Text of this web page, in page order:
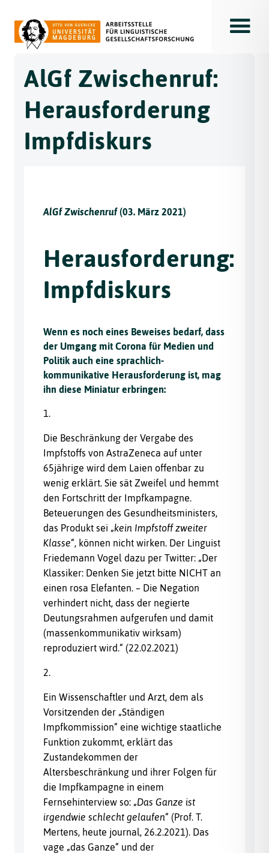
AlGf Zwischenruf:
Herausforderung
Impfdiskurs
AlGf Zwischenruf(03. März 2021)
Herausforderung:
Impfdiskurs
Wenn es noch eines Beweises bedarf, dass
der Umgang mit Corona für Medien und
Politik auch eine sprachlich-
kommunikative Herausforderung ist, mag
ihn diese Miniatur erbringen:
1.
Die Beschränkung der Vergabe des
Impfstoffs von AstraZeneca auf unter
65jährige wird dem Laien offenbar zu
wenig erklärt. Sie sät Zweifel und hemmt
den Fortschritt der Impfkampagne.
Beteuerungen des Gesundheitsministers,
das Produkt sei „kein Impfstoff zweiter
Klasse“, können nicht wirken. Der Linguist
Friedemann Vogel dazu per Twitter: „Der
Klassiker: Denken Sie jetzt bitte NICHT an
einen rosa Elefanten. – Die Negation
verhindert nicht, dass der negierte
Deutungsrahmen aufgerufen und damit
(massenkommunikativ wirksam)
reproduziert wird.“ (22.02.2021)
2.
Ein Wissenschaftler und Arzt, dem als
Vorsitzenden der „Ständigen
Impfkommission“ eine wichtige staatliche
Funktion zukommt, erklärt das
Zustandekommen der
Altersbeschränkung und ihrer Folgen für
die Impfkampagne in einem
Fernsehinterview so: „Das Ganze ist
irgendwie schlecht gelaufen“ (Prof. T.
Mertens, heute journal, 26.2.2021). Das
vage „das Ganze“ und der